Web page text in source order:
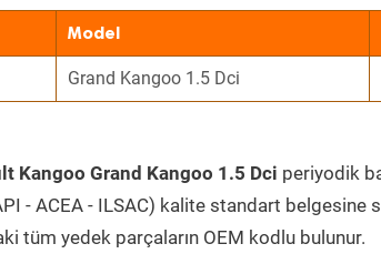
Model
Grand Kangoo 1.5 Dci
Kangoo Grand Kangoo 1.5 Dci periyodik
- ACEA - ILSAC) kalite standart belgesine
tüm yedek parçaların OEM kodlu bulunur.